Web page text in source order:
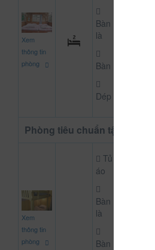
Xem
thông tin
phòng
Bàn
là
Bàn
Dép
Phòng tiêu chuẩn tập thể
Xem
thông tin
phòng
Tủ
áo
Bàn
là
Bàn